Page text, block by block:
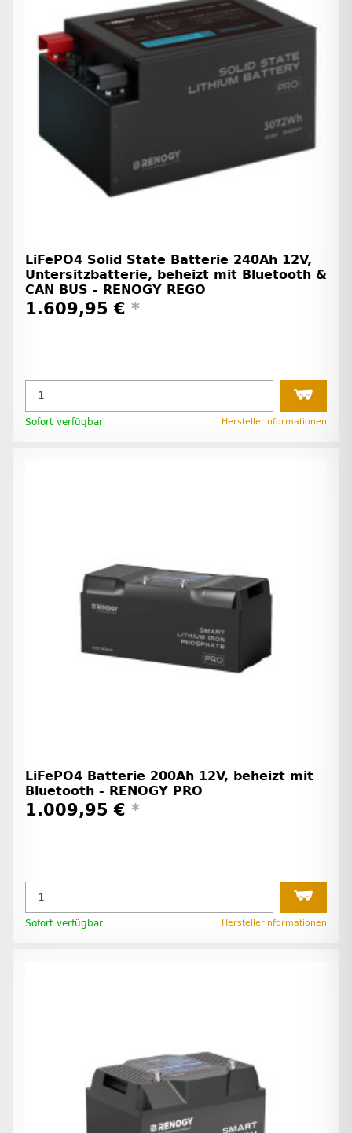
LiFePO4 Solid State Batterie 240Ah 12V,
Untersitzbatterie, beheizt mit Bluetooth &
CAN BUS - RENOGY REGO
1.609,95 € *
Sofort verfügbar Herstellerinformationen
LiFePO4 Batterie 200Ah 12V, beheizt mit
Bluetooth - RENOGY PRO
1.009,95 € *
Sofort verfügbar Herstellerinformationen